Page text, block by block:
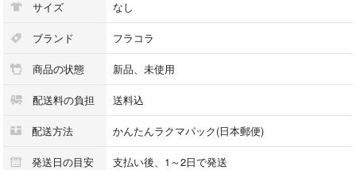
サイズ なし
ブランド フラコラ
商品の状態 新品、未使用
配送料の負担 送料込
配送方法 かんたんラクマパック(日本郵便)
発送日の目安 支払い後、1～2日で発送